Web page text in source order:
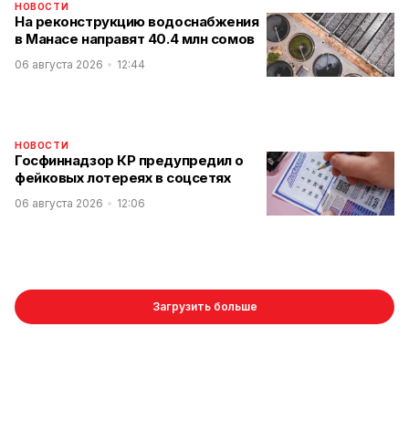
НОВОСТИ
На реконструкцию водоснабжения
в Манасе направят 40.4 млн сомов
06 августа 2026 12:44
НОВОСТИ
Госфиннадзор КР предупредил о
фейковых лотереях в соцсетях
06 августа 2026 12:06
Загрузить больше